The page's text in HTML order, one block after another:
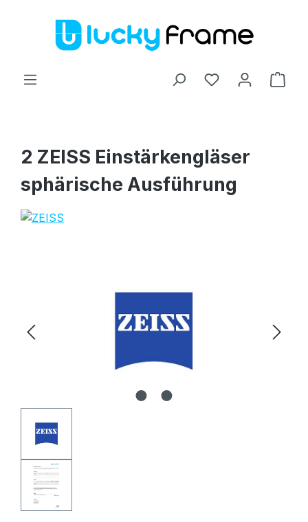
Zum Hauptinhalt springen
2 ZEISS Einstärkengläser
sphärische Ausführung